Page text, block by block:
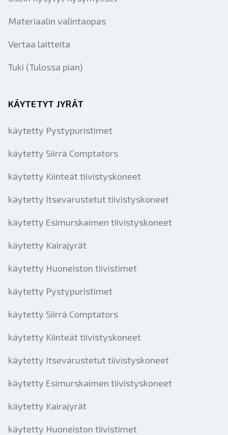
Materiaalin valintaopas
Vertaa laitteita
Tuki (Tulossa pian)
KÄYTETYT JYRÄT
käytetty Pystypuristimet
käytetty Siirrä Comptators
käytetty Kiinteät tiivistyskoneet
käytetty Itsevarustetut tiivistyskoneet
käytetty Esimurskaimen tiivistyskoneet
käytetty Kairajyrät
käytetty Huoneiston tiivistimet
käytetty Pystypuristimet
käytetty Siirrä Comptators
käytetty Kiinteät tiivistyskoneet
käytetty Itsevarustetut tiivistyskoneet
käytetty Esimurskaimen tiivistyskoneet
käytetty Kairajyrät
käytetty Huoneiston tiivistimet